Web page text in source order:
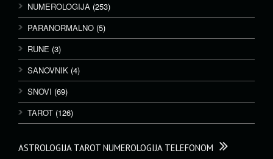
NUMEROLOGIJA (253)
PARANORMALNO (5)
RUNE (3)
SANOVNIK (4)
SNOVI (69)
TAROT (126)
ASTROLOGIJA TAROT NUMEROLOGIJA TELEFONOM